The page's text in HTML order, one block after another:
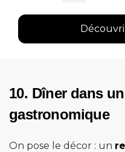
10. Dîner dans
gastronomique
On pose le décor : un